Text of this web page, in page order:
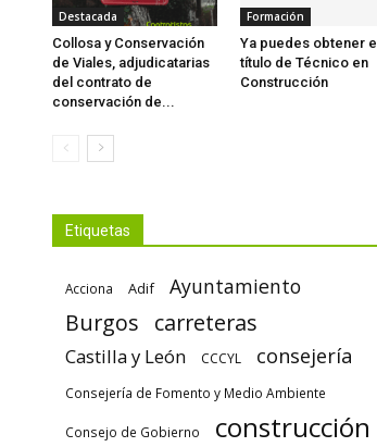
Destacada
Collosa y Conservación
de Viales, adjudicatarias
del contrato de
conservación de...
Formación
Ya puedes obtener el
título de Técnico en
Construcción
Etiquetas
Acciona Adif Ayuntamiento
Burgos carreteras
Castilla y León CCCYL consejería
Consejería de Fomento y Medio Ambiente
Consejo de Gobierno construcción